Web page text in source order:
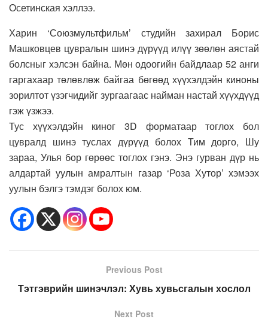
Осетинская хэллээ.
Харин ‘Союзмультфильм’ студийн захирал Борис
Машковцев цувралын шинэ дүрүүд илүү зөөлөн аястай
болсныг хэлсэн байна. Мөн одоогийн байдлаар 52 анги
гаргахаар төлөвлөж байгаа бөгөөд хүүхэлдэйн киноны
зорилтот үзэгчидийг зургаагаас найман настай хүүхдүүд
гэж үзжээ.
Тус хүүхэлдэйн киног 3D форматаар тоглох бол
цувралд шинэ туслах дүрүүд болох Тим дорго, Шу
зараа, Улья бор гөрөөс тоглох гэнэ. Энэ гурван дүр нь
алдартай уулын амралтын газар ‘Роза Хутор’ хэмээх
уулын бэлгэ тэмдэг болох юм.
Previous Post
Тэтгэврийн шинэчлэл: Хувь хувьсгалын хослол
Next Post